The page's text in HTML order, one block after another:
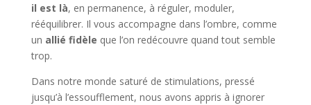
il est là, en permanence, à réguler, moduler,
rééquilibrer. Il vous accompagne dans l’ombre, comme
un allié fidèle que l’on redécouvre quand tout semble
trop.
Dans notre monde saturé de stimulations, pressé
jusqu’à l’essoufflement, nous avons appris à ignorer